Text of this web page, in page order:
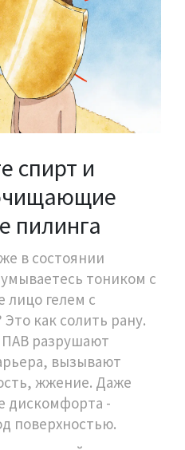
спирт и
пилинга
в состоянии
тоником с
лицо гелем с
как солить рану.
разрушают
вызывают
жжение. Даже
дискомфорта -
поверхностью.